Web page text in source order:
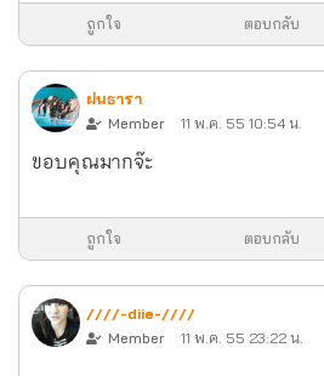
ถูกใจ ตอบกลับ
ฝนธารา
Member
11 พ.ค. 55 10:54 น.
ขอบคุณมากจ๊ะ
ถูกใจ ตอบกลับ
////-diie-////
Member
11 พ.ค. 55 23:22 น.